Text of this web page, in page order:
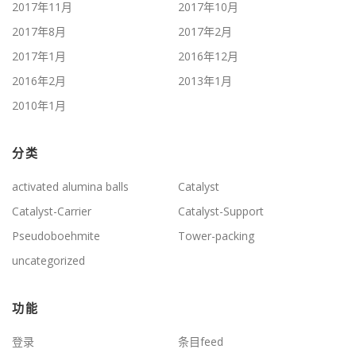
2017年11月
2017年10月
2017年8月
2017年2月
2017年1月
2016年12月
2016年2月
2013年1月
2010年1月
分类
activated alumina balls
Catalyst
Catalyst-Carrier
Catalyst-Support
Pseudoboehmite
Tower-packing
uncategorized
功能
登录 条目feed